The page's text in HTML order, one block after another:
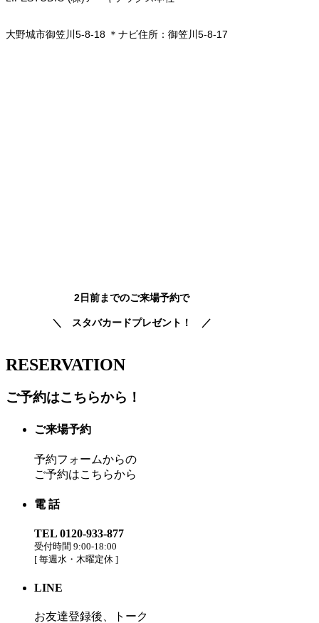
大野城市御笠川5-8-18 ＊ナビ住所：御笠川5-8-17
2日前までのご来場予約で
＼ スタバカードプレゼント！ ／
RESERVATION
ご予約はこちらから！
ご来場予約
予約フォームからの
ご予約はこちらから
電 話
TEL 0120-933-877
受付時間 9:00-18:00
[ 毎週水・木曜定休 ]
LINE
お友達登録後、トーク